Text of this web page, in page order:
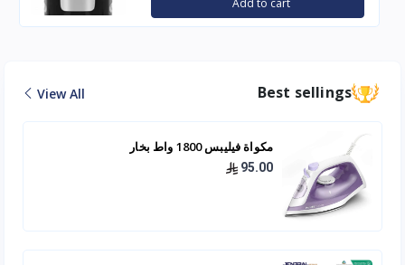
Best sellings
View All
مكواة فيليبس 1800 واط بخار
95.00